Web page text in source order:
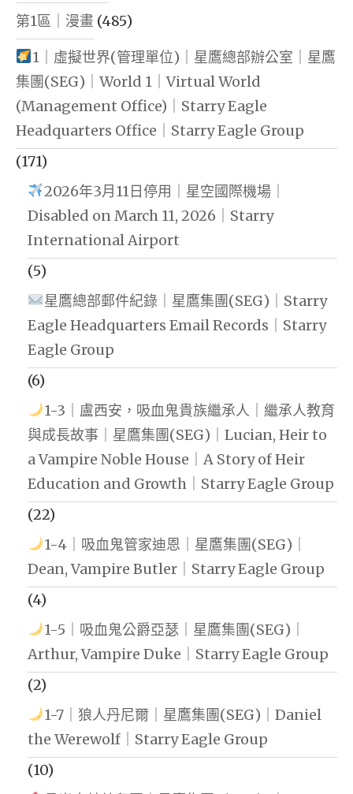
第1區｜漫畫 (485)
1｜虛擬世界(管理單位)｜星鷹總部辦公室｜星鷹
集團(SEG)｜World 1｜Virtual World
(Management Office)｜Starry Eagle
Headquarters Office｜Starry Eagle Group
(171)
2026年3月11日停用｜星空國際機場｜
Disabled on March 11, 2026｜Starry
International Airport
(5)
星鷹總部郵件紀錄｜星鷹集團(SEG)｜Starry
Eagle Headquarters Email Records｜Starry
Eagle Group
(6)
1-3｜盧西安，吸血鬼貴族繼承人｜繼承人教育
與成長故事｜星鷹集團(SEG)｜Lucian, Heir to
a Vampire Noble House｜A Story of Heir
Education and Growth｜Starry Eagle Group
(22)
1-4｜吸血鬼管家迪恩｜星鷹集團(SEG)｜
Dean, Vampire Butler｜Starry Eagle Group
(4)
1-5｜吸血鬼公爵亞瑟｜星鷹集團(SEG)｜
Arthur, Vampire Duke｜Starry Eagle Group
(2)
1-7｜狼人丹尼爾｜星鷹集團(SEG)｜Daniel
the Werewolf｜Starry Eagle Group
(10)